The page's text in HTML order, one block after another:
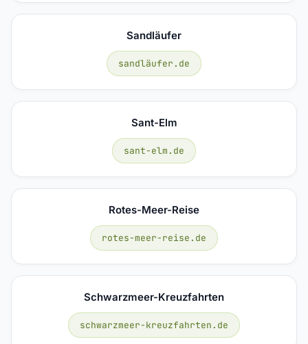
Sandläufer
sandläufer.de
Sant-Elm
sant-elm.de
Rotes-Meer-Reise
rotes-meer-reise.de
Schwarzmeer-Kreuzfahrten
schwarzmeer-kreuzfahrten.de